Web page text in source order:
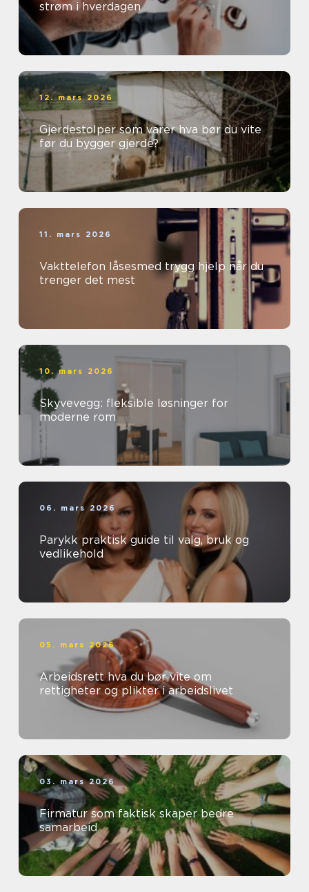
strøm i hverdagen
12. mars 2026
Gjerdestolper som varer hva bør du vite
før du bygger gjerde?
11. mars 2026
Vakttelefon låsesmed trygg hjelp når du
trenger det mest
10. mars 2026
Skyvevegg: fleksible løsninger for
moderne rom
06. mars 2026
Parykk praktisk guide til valg, bruk og
vedlikehold
05. mars 2026
Arbeidsrett hva du bør vite om
rettigheter og plikter i arbeidslivet
03. mars 2026
Firmatur som faktisk skaper bedre
samarbeid